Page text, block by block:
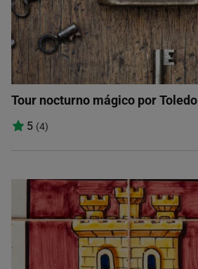
Tour nocturno mágico por Toledo
5 (4)